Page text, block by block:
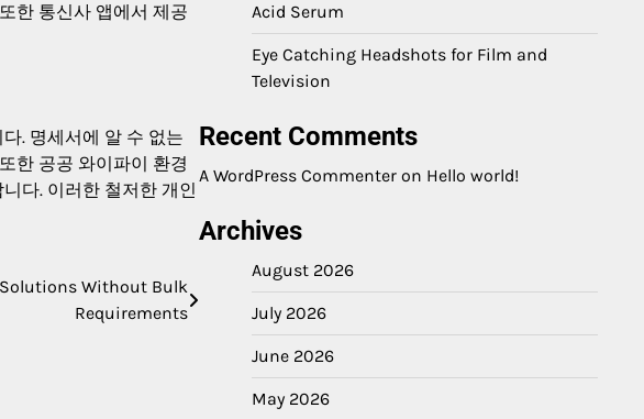
한 통신사 앱에서 제공
. 명세서에 알 수 없는
한 공공 와이파이 환경
다. 이러한 철저한 개인
Without Bulk
Requirements
Acid Serum
Eye Catching Headshots for Film and
Television
Recent Comments
A WordPress Commenter on Hello world!
Archives
August 2026
July 2026
June 2026
May 2026